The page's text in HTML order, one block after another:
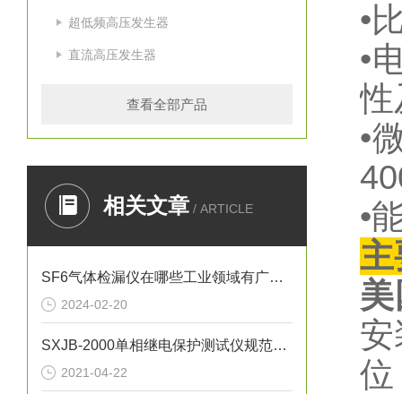
超低频高压发生器
直流高压发生器
查看全部产品
相关文章 / ARTICLE
SF6气体检漏仪在哪些工业领域有广泛应用？
2024-02-20
SXJB-2000单相继电保护测试仪规范操作流程
2021-04-22
•
•
性
•
•
主
位